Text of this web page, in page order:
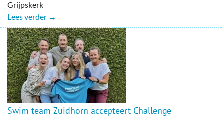
Grijpskerk
Lees verder →
Swim team Zuidhorn accepteert Challenge